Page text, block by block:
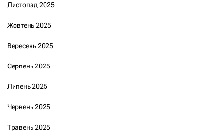
Листопад 2025
Жовтень 2025
Вересень 2025
Серпень 2025
Липень 2025
Червень 2025
Травень 2025